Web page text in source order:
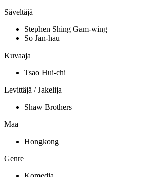
Säveltäjä
Stephen Shing Gam-wing
So Jan-hau
Kuvaaja
Tsao Hui-chi
Levittäjä / Jakelija
Shaw Brothers
Maa
Hongkong
Genre